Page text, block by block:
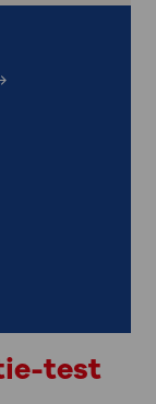
test